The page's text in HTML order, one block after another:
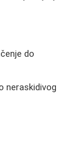
do
neraskidivog